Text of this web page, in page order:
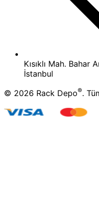
Kısıklı Mah. Bahar
İstanbul
© 2026 Rack Depo®.